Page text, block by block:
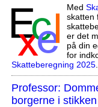
Med
skatten
er det
på din
for
Skatteberegning 2025.
Professor:
borgerne i stikken